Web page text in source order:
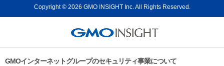
Copyright © 2026 GMO INSIGHT Inc. All Rights Reserved.
GMOインターネットグループのセキュリティ事業について